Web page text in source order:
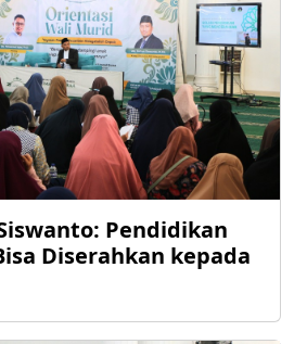
Pendidikan
Diserahkan kepada